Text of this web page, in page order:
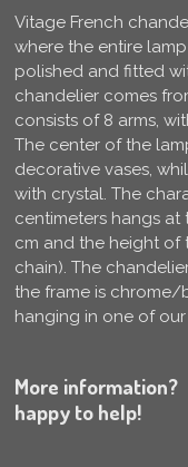
Vitage French
where the entire
polished and fitted
chandelier comes
consists of 8 arms,
The center of the
decorative vases,
with crystal. The
centimeters hangs at
cm and the height of
chain). The
the frame is chrome/
hanging in one of
More
happy to help!